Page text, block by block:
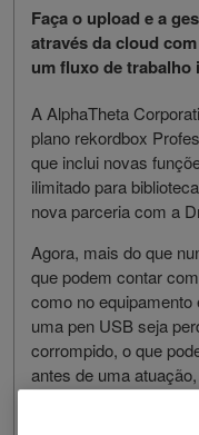
Faça o upload e a
através da cloud
um fluxo de trabalho
A AlphaTheta
plano rekordbox
que inclui novas
ilimitado para
nova parceria com a
Agora, mais do que
que podem contar
como no
uma pen USB seja
corrompido, o que
antes de uma